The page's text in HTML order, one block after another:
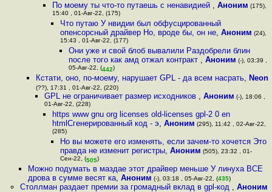
По моему ты что-то путаешь с ненавидией , Аноним (175),
15:40 , 01-Авг-22, (175)
Что путаю У нвидии был обфусцированный
опенсорсный драйвер Но, вроде бы, он не,Аноним (24),
15:43 , 01-Авг-22, (177)
Они уже и свой блоб вывалили Раздобрели блин
после того как амд отжал контракт , Аноним (-), 03:39 ,
05-Авг-22, (442)
Кстати, оно, по-моему, нарушает GPL - да всем наcpать, Neon
(??), 17:31 , 01-Авг-22, (220)
GPL не ограничивает размер исходников , Аноним (-), 18:06 ,
01-Авг-22, (228)
https www gnu org licenses old-licenses gpl-2 0 en
htmlСгенерированный код - э, Аноним (295), 11:42 , 02-Авг-22,
(285)
Но вы можете его изменять, если зачем-то хочется Это
правда не изменит регистры,Аноним (505), 23:32 , 01-
Сен-22, (505)
Можно подумать в маздае этот драйвер меньше У линуха ВСЕ
дрова в сумме весят ка, Аноним (-), 03:18 , 05-Авг-22, (435)
Столлман раздает премии за громадный вклад в gpl-код , Аноним